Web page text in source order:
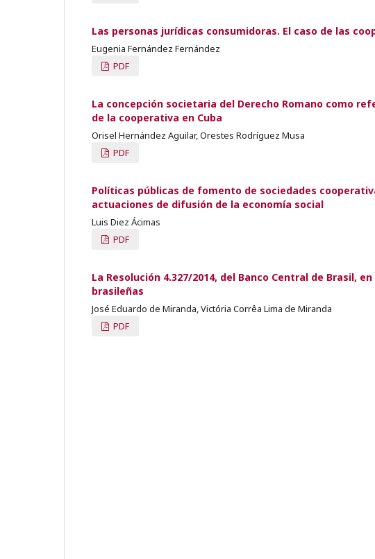
Las personas jurídicas consumidoras. El caso de las
Eugenia Fernández Fernández
PDF
La concepción societaria del Derecho Romano como
de la cooperativa en Cuba
Orisel Hernández Aguilar, Orestes Rodríguez Musa
PDF
Políticas públicas de fomento de sociedades
actuaciones de difusión de la economía social
Luis Diez Ácimas
PDF
La Resolución 4.327/2014, del Banco Central de Brasil,
brasileñas
José Eduardo de Miranda, Victória Corrêa Lima de Miranda
PDF